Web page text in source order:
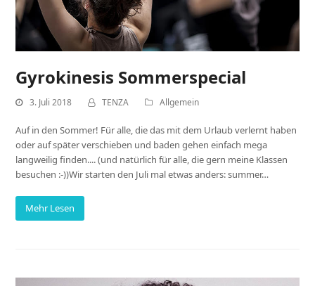
Gyrokinesis Sommerspecial
3. Juli 2018 TENZA Allgemein
Auf in den Sommer! Für alle, die das mit dem Urlaub verlernt haben
oder auf später verschieben und baden gehen einfach mega
langweilig finden.... (und natürlich für alle, die gern meine Klassen
besuchen :-))Wir starten den Juli mal etwas anders: summer…
Mehr Lesen